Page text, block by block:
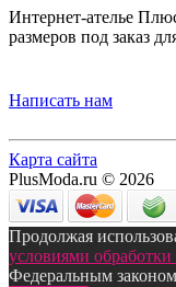
Интернет-ателье
размеров под заказ
Написать нам
Карта сайта
PlusModa.ru © 2026
Продолжая
условиями
Федеральным